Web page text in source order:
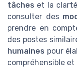
tâches et la
consulter des
prendre en
des postes
humaines pour
compréhensible